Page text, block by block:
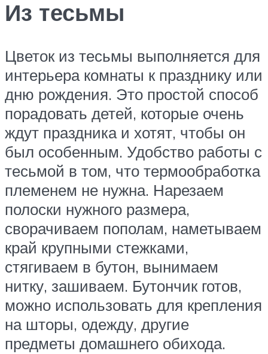
Из тесьмы
Цветок из тесьмы выполняется для
интерьера комнаты к празднику или
дню рождения. Это простой способ
порадовать детей, которые очень
ждут праздника и хотят, чтобы он
был особенным. Удобство работы с
тесьмой в том, что термообработка
племенем не нужна. Нарезаем
полоски нужного размера,
сворачиваем пополам, наметываем
край крупными стежками,
стягиваем в бутон, вынимаем
нитку, зашиваем. Бутончик готов,
можно использовать для крепления
на шторы, одежду, другие
предметы домашнего обихода.